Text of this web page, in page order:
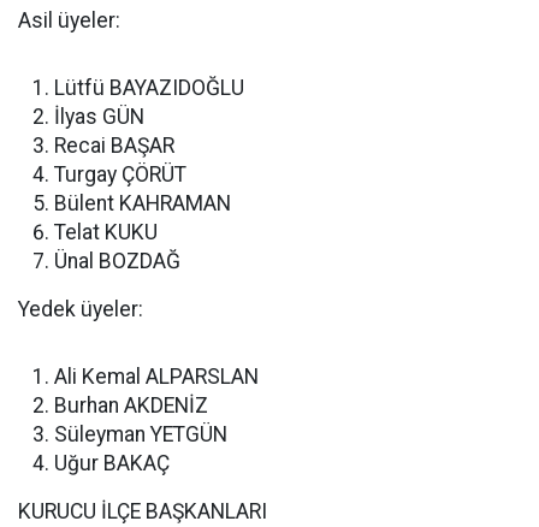
Asil üyeler:
Lütfü BAYAZIDOĞLU
İlyas GÜN
Recai BAŞAR
Turgay ÇÖRÜT
Bülent KAHRAMAN
Telat KUKU
Ünal BOZDAĞ
Yedek üyeler:
Ali Kemal ALPARSLAN
Burhan AKDENİZ
Süleyman YETGÜN
Uğur BAKAÇ
KURUCU İLÇE BAŞKANLARI